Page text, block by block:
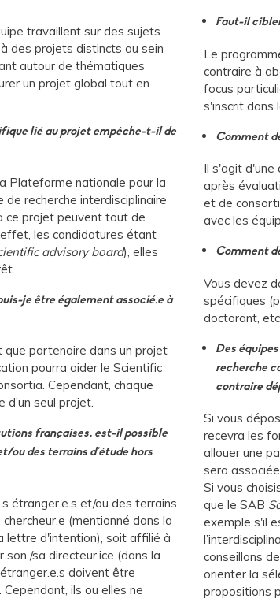
travaillent sur des sujets
des projets distincts au sein
autour de thématiques
un projet global tout en
lié au projet empêche-t-il de
Plateforme nationale pour la
de recherche interdisciplinaire
ce projet peuvent tout de
les candidatures étant
advisory board), elles
je être également associé.e à
partenaire dans un projet
pourra aider le Scientific
Cependant, chaque
seul projet.
françaises, est-il possible
ou des terrains d'étude hors
étranger.e.s et/ou des terrains
(mentionné dans la
lettre d'intention), soit affilié à
/sa directeur.ice (dans la
doivent être
ils ou elles ne
Faut-il
Le
contraire à
focus
s'inscrit dans
Comment
Il s'agit d'une
après
et de
avec les
Comment
Vous devez
spécifiques
doctorant,
Des
recherche
contraire
Si vous
recevra les
allouer une
sera
Si vous
que le SAB
exemple s'il
conseillons
orienter la
propositions